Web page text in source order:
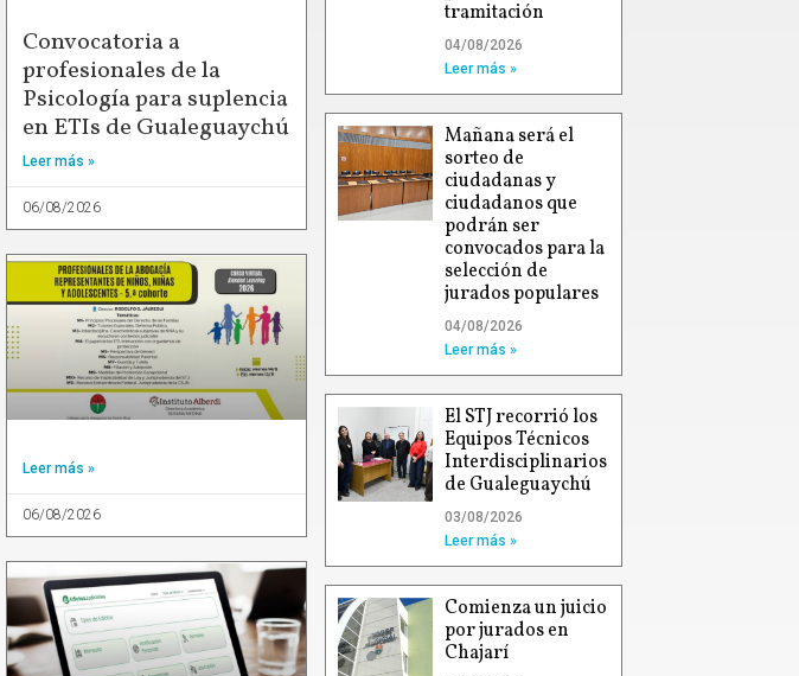
Convocatoria a
profesionales de la
Psicología para suplencia
en ETIs de Gualeguaychú
Leer más »
06/08/2026
Leer más »
06/08/2026
tramitación
04/08/2026
Leer más »
Mañana será el
sorteo de
ciudadanas y
ciudadanos que
podrán ser
convocados para la
selección de
jurados populares
04/08/2026
Leer más »
El STJ recorrió los
Equipos Técnicos
Interdisciplinarios
de Gualeguaychú
03/08/2026
Leer más »
Comienza un juicio
por jurados en
Chajarí